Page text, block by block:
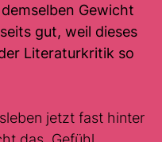
Gewicht
gut, weil dieses
Literaturkritik so
jetzt fast hinter